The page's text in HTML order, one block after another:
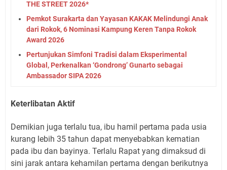
THE STREET 2026*
Pemkot Surakarta dan Yayasan KAKAK Melindungi Anak
dari Rokok, 6 Nominasi Kampung Keren Tanpa Rokok
Award 2026
Pertunjukan Simfoni Tradisi dalam Eksperimental
Global, Perkenalkan ‘Gondrong’ Gunarto sebagai
Ambassador SIPA 2026
Keterlibatan Aktif
Demikian juga terlalu tua, ibu hamil pertama pada usia
kurang lebih 35 tahun dapat menyebabkan kematian
pada ibu dan bayinya. Terlalu Rapat yang dimaksud di
sini jarak antara kehamilan pertama dengan berikutnya